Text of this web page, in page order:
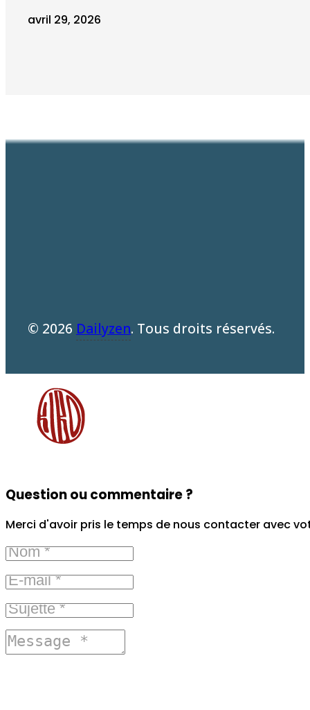
avril 29, 2026
© 2026 Dailyzen. Tous droits réservés.
Question ou commentaire ?
Merci d'avoir pris le temps de nous contacter avec